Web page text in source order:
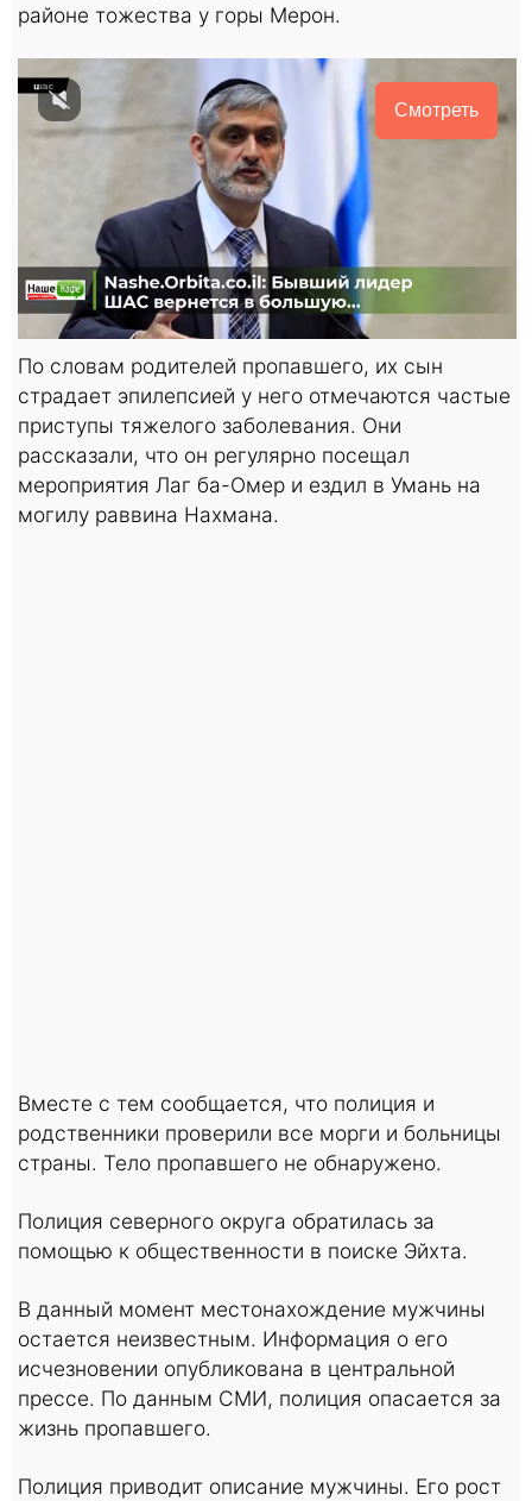
районе тожества у горы Мерон.
Смотреть
По словам родителей пропавшего, их сын
страдает эпилепсией у него отмечаются частые
приступы тяжелого заболевания. Они
рассказали, что он регулярно посещал
мероприятия Лаг ба-Омер и ездил в Умань на
могилу раввина Нахмана.
Вместе с тем сообщается, что полиция и
родственники проверили все морги и больницы
страны. Тело пропавшего не обнаружено.
Полиция северного округа обратилась за
помощью к общественности в поиске Эйхта.
В данный момент местонахождение мужчины
остается неизвестным. Информация о его
исчезновении опубликована в центральной
прессе. По данным СМИ, полиция опасается за
жизнь пропавшего.
Полиция приводит описание мужчины. Его рост